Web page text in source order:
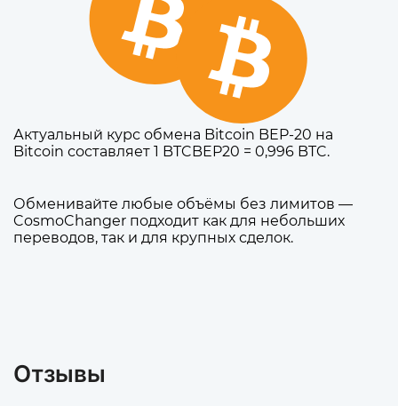
Актуальный курс обмена Bitcoin BEP-20 на
Bitcoin составляет 1 BTCBEP20 = 0,996 BTC.
Обменивайте любые объёмы без лимитов —
CosmoChanger подходит как для небольших
переводов, так и для крупных сделок.
Отзывы